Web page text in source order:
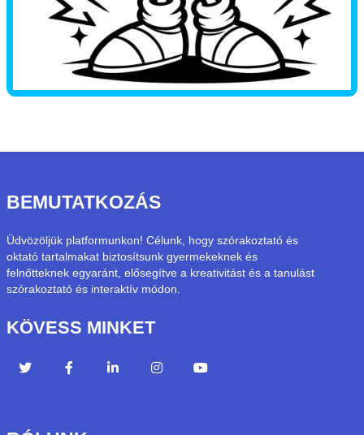
BEMUTATKOZÁS
Üdvözöljük platformunkon! Célunk, hogy szórakoztató és
oktató tartalmakat biztosítsunk gyermekeknek és
felnőtteknek egyaránt, elősegítve a kreativitást és a tanulást
szórakoztató és interaktív módon.
KÖVESS MINKET